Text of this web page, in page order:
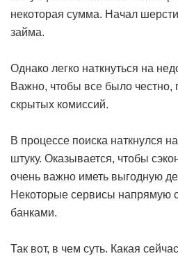
некоторая сумма. Начал
займа.
Однако легко наткнуться на
Важно, чтобы все было честно,
скрытых комиссий.
В процессе поиска наткнулся
штуку. Оказывается, чтобы
очень важно иметь выгодную
Некоторые сервисы напрямую
банками.
Так вот, в чем суть. Какая